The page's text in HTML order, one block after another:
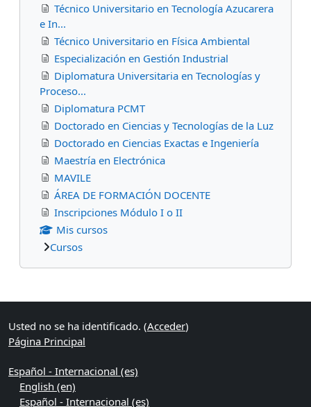
Técnico Universitario en Tecnología Azucarera
e In...
Técnico Universitario en Física Ambiental
Especialización en Gestión Industrial
Diplomatura Universitaria en Tecnologías y
Proceso...
Diplomatura PCMT
Doctorado en Ciencias y Tecnologías de la Luz
Doctorado en Ciencias Exactas e Ingeniería
Maestría en Electrónica
MAVILE
ÁREA DE FORMACIÓN DOCENTE
Inscripciones Módulo I o II
Mis cursos
Cursos
Bloques suplementarios
Usted no se ha identificado. (Acceder)
Página Principal
Español - Internacional ‎(es)‎
English ‎(en)‎
Español - Internacional ‎(es)‎